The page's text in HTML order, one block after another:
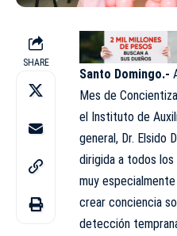
SHARE
Santo Domingo.-
Mes de
el Instituto de
general, Dr. Elsido
dirigida a todos
muy
crear conciencia
detección